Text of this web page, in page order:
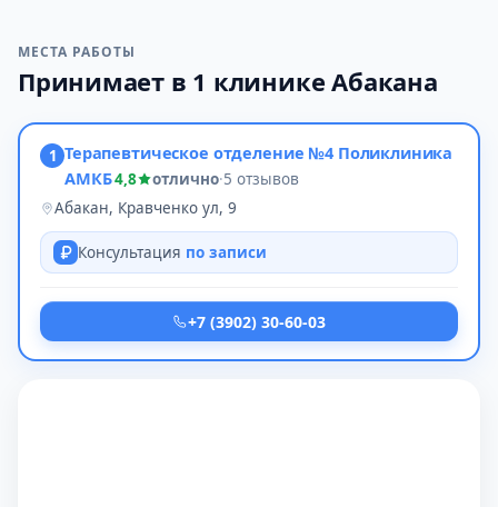
МЕСТА РАБОТЫ
Принимает в 1 клинике Абакана
1 Терапевтическое отделение №4 Поликлиника
АМКБ4,8 отлично·5 отзывов
Абакан, Кравченко ул, 9
Консультация по записи
+7 (3902) 30-60-03